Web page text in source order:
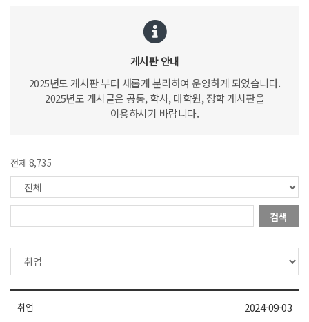
게시판 안내
2025년도 게시판 부터 새롭게 분리하여 운영하게 되었습니다.
2025년도 게시글은 공통, 학사, 대학원, 장학 게시판을
이용하시기 바랍니다.
전체 8,735
검색
취업 2024-09-03